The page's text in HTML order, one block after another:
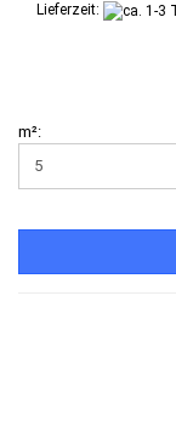
Lieferzeit:
m²: